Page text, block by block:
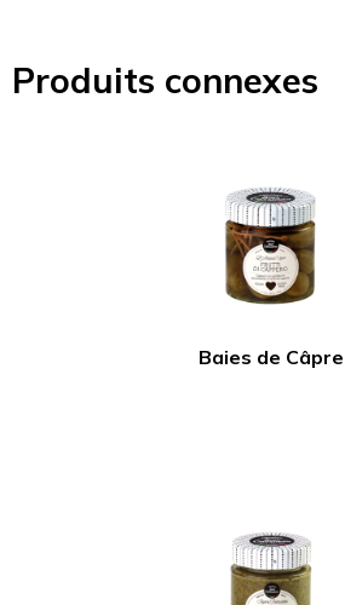
Produits connexes
Baies de Câpre